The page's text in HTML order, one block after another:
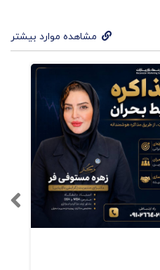
مشاهده موارد بیشتر